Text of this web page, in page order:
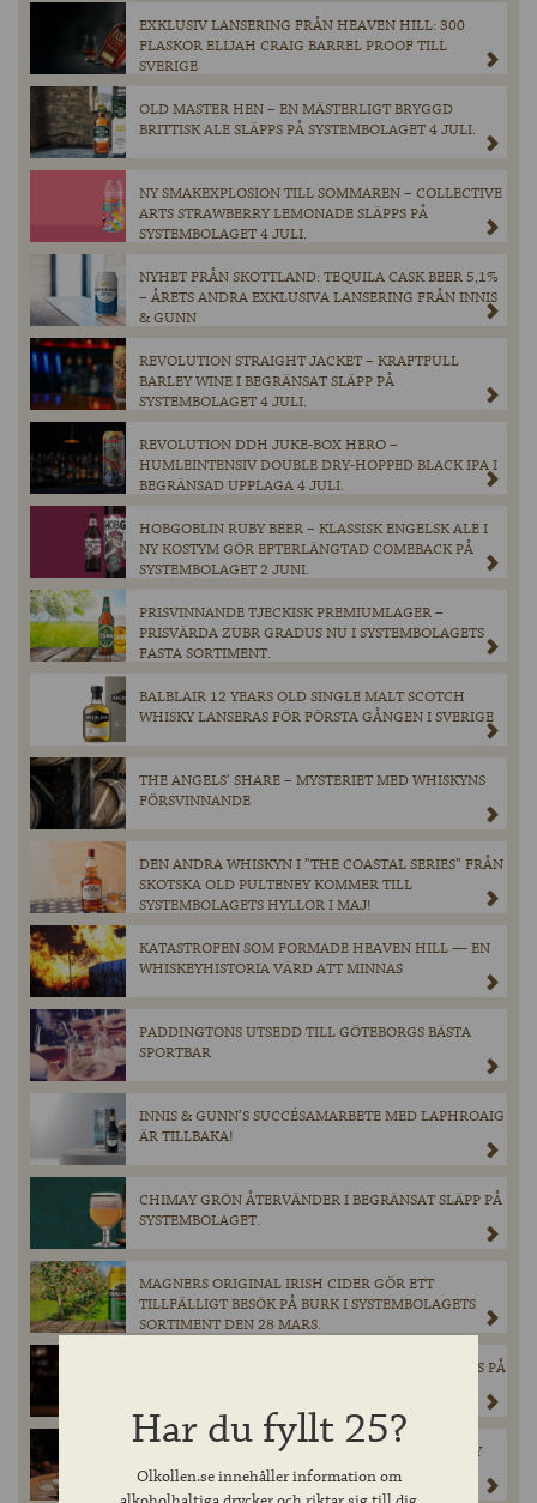
EXKLUSIV LANSERING FRÅN HEAVEN HILL: 300
FLASKOR ELIJAH CRAIG BARREL PROOF TILL
SVERIGE
OLD MASTER HEN – EN MÄSTERLIGT BRYGGD
BRITTISK ALE SLÄPPS PÅ SYSTEMBOLAGET 4 JULI.
NY SMAKEXPLOSION TILL SOMMAREN – COLLECTIVE
ARTS STRAWBERRY LEMONADE SLÄPPS PÅ
SYSTEMBOLAGET 4 JULI.
NYHET FRÅN SKOTTLAND: TEQUILA CASK BEER 5,1%
– ÅRETS ANDRA EXKLUSIVA LANSERING FRÅN INNIS
& GUNN
REVOLUTION STRAIGHT JACKET – KRAFTFULL
BARLEY WINE I BEGRÄNSAT SLÄPP PÅ
SYSTEMBOLAGET 4 JULI.
REVOLUTION DDH JUKE-BOX HERO –
HUMLEINTENSIV DOUBLE DRY-HOPPED BLACK IPA I
BEGRÄNSAD UPPLAGA 4 JULI.
HOBGOBLIN RUBY BEER – KLASSISK ENGELSK ALE I
NY KOSTYM GÖR EFTERLÄNGTAD COMEBACK PÅ
SYSTEMBOLAGET 2 JUNI.
PRISVINNANDE TJECKISK PREMIUMLAGER –
PRISVÄRDA ZUBR GRADUS NU I SYSTEMBOLAGETS
FASTA SORTIMENT.
BALBLAIR 12 YEARS OLD SINGLE MALT SCOTCH
WHISKY LANSERAS FÖR FÖRSTA GÅNGEN I SVERIGE
THE ANGELS’ SHARE – MYSTERIET MED WHISKYNS
FÖRSVINNANDE
DEN ANDRA WHISKYN I ”THE COASTAL SERIES” FRÅN
SKOTSKA OLD PULTENEY KOMMER TILL
SYSTEMBOLAGETS HYLLOR I MAJ!
KATASTROFEN SOM FORMADE HEAVEN HILL — EN
WHISKEYHISTORIA VÄRD ATT MINNAS
PADDINGTONS UTSEDD TILL GÖTEBORGS BÄSTA
SPORTBAR
INNIS & GUNN’S SUCCÉSAMARBETE MED LAPHROAIG
ÄR TILLBAKA!
CHIMAY GRÖN ÅTERVÄNDER I BEGRÄNSAT SLÄPP PÅ
SYSTEMBOLAGET.
MAGNERS ORIGINAL IRISH CIDER GÖR ETT
TILLFÄLLIGT BESÖK PÅ BURK I SYSTEMBOLAGETS
SORTIMENT DEN 28 MARS.
EXKLUSIV ÖL FRÅN SCHNEIDER WEISSE LANSERAS PÅ
FEDDIE OCEAN DISTILLERY SINGLE MALT WHISKY
GÖR ENTRÉ I SVERIGE!
Har du fyllt 25?
Olkollen.se innehåller information om